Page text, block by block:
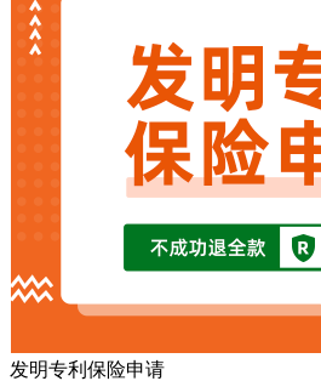
发明专利保险申请